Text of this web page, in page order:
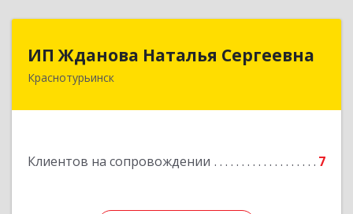
ИП Жданова Наталья Сергеевна
Краснотурьинск
Клиентов на сопровождении 7